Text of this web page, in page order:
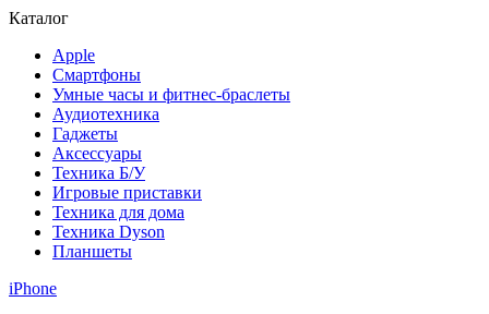
Каталог
Apple
Смартфоны
Умные часы и фитнес-браслеты
Аудиотехника
Гаджеты
Аксессуары
Техника Б/У
Игровые приставки
Техника для дома
Техника Dyson
Планшеты
iPhone